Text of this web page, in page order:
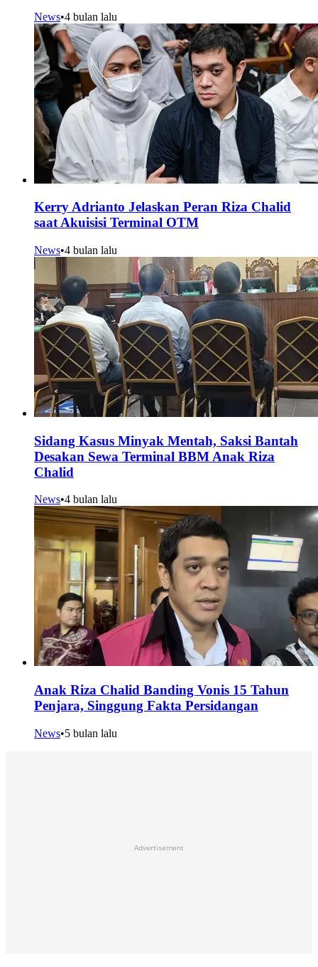
News•4 bulan lalu
Kerry Adrianto Jelaskan Peran Riza Chalid
saat Akuisisi Terminal OTM
News•4 bulan lalu
Sidang Kasus Minyak Mentah, Saksi Bantah
Desakan Sewa Terminal BBM Anak Riza
Chalid
News•4 bulan lalu
Anak Riza Chalid Banding Vonis 15 Tahun
Penjara, Singgung Fakta Persidangan
News•5 bulan lalu
Advertisement